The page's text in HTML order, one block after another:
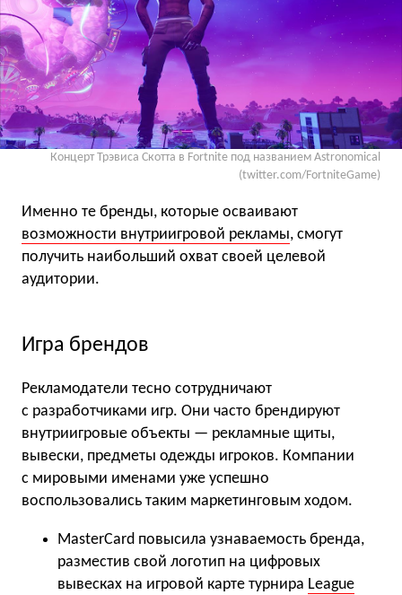
Концерт Трэвиса Скотта в Fortnite под названием Astronomical
(twitter.com/FortniteGame)
Именно те бренды, которые осваивают
возможности внутриигровой рекламы, смогут
получить наибольший охват своей целевой
аудитории.
Игра брендов
Рекламодатели тесно сотрудничают
с разработчиками игр. Они часто брендируют
внутриигровые объекты — рекламные щиты,
вывески, предметы одежды игроков. Компании
с мировыми именами уже успешно
воспользовались таким маркетинговым ходом.
MasterCard повысила узнаваемость бренда,
разместив свой логотип на цифровых
вывесках на игровой карте турнира League